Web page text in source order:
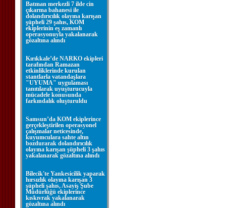
Batman merkezli 7 ilde cin
çıkarma bahanesi ile
dolandırıcılık olayına karışan
şüpheli 29 şahıs, KOM
ekiplerinin eş zamanlı
operasyonuyla yakalanarak
gözaltına alındı
Kırıkkale’de NARKO ekipleri
tarafından Ramazan
etkinliklerinde kurulan
stantlarla vatandaşlara
"UYUMA" uygulaması
tanıtılarak uyuşturucuyla
mücadele konusunda
farkındalık oluşturuldu
Samsun’da KOM ekiplerince
gerçekleştirilen operasyonel
çalışmalar neticesinde,
kuyumculara sahte altın
bozdurarak dolandırıcılık
olayına karışan şüpheli 3 şahıs
yakalanarak gözaltına alındı
Bilecik'te Yankesicilik yaparak
hırsızlık olayına karışan 3
şüpheli şahıs, Asayiş Şube
Müdürlüğü ekiplerince
kıskıvrak yakalanarak
gözaltına alındı